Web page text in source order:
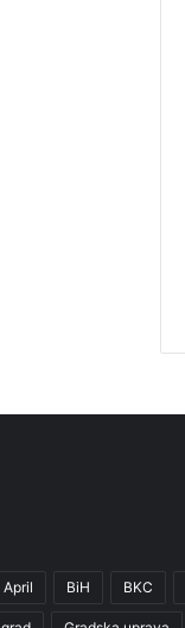
April BiH BKC